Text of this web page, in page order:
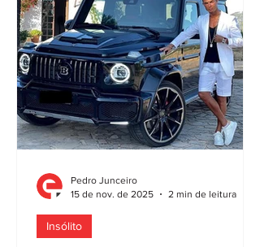
condutores falharam essa prova teórica
mais de 40 vezes. Refira-se que, na
Insólito
Pedro Junceiro
15 de nov. de 2025
2 min de leitura